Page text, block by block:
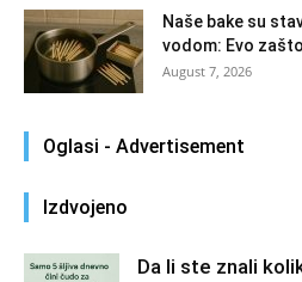
Naše bake su
vodom: Evo
August 7, 2026
Oglasi - Advertisement
Izdvojeno
Da li ste znali